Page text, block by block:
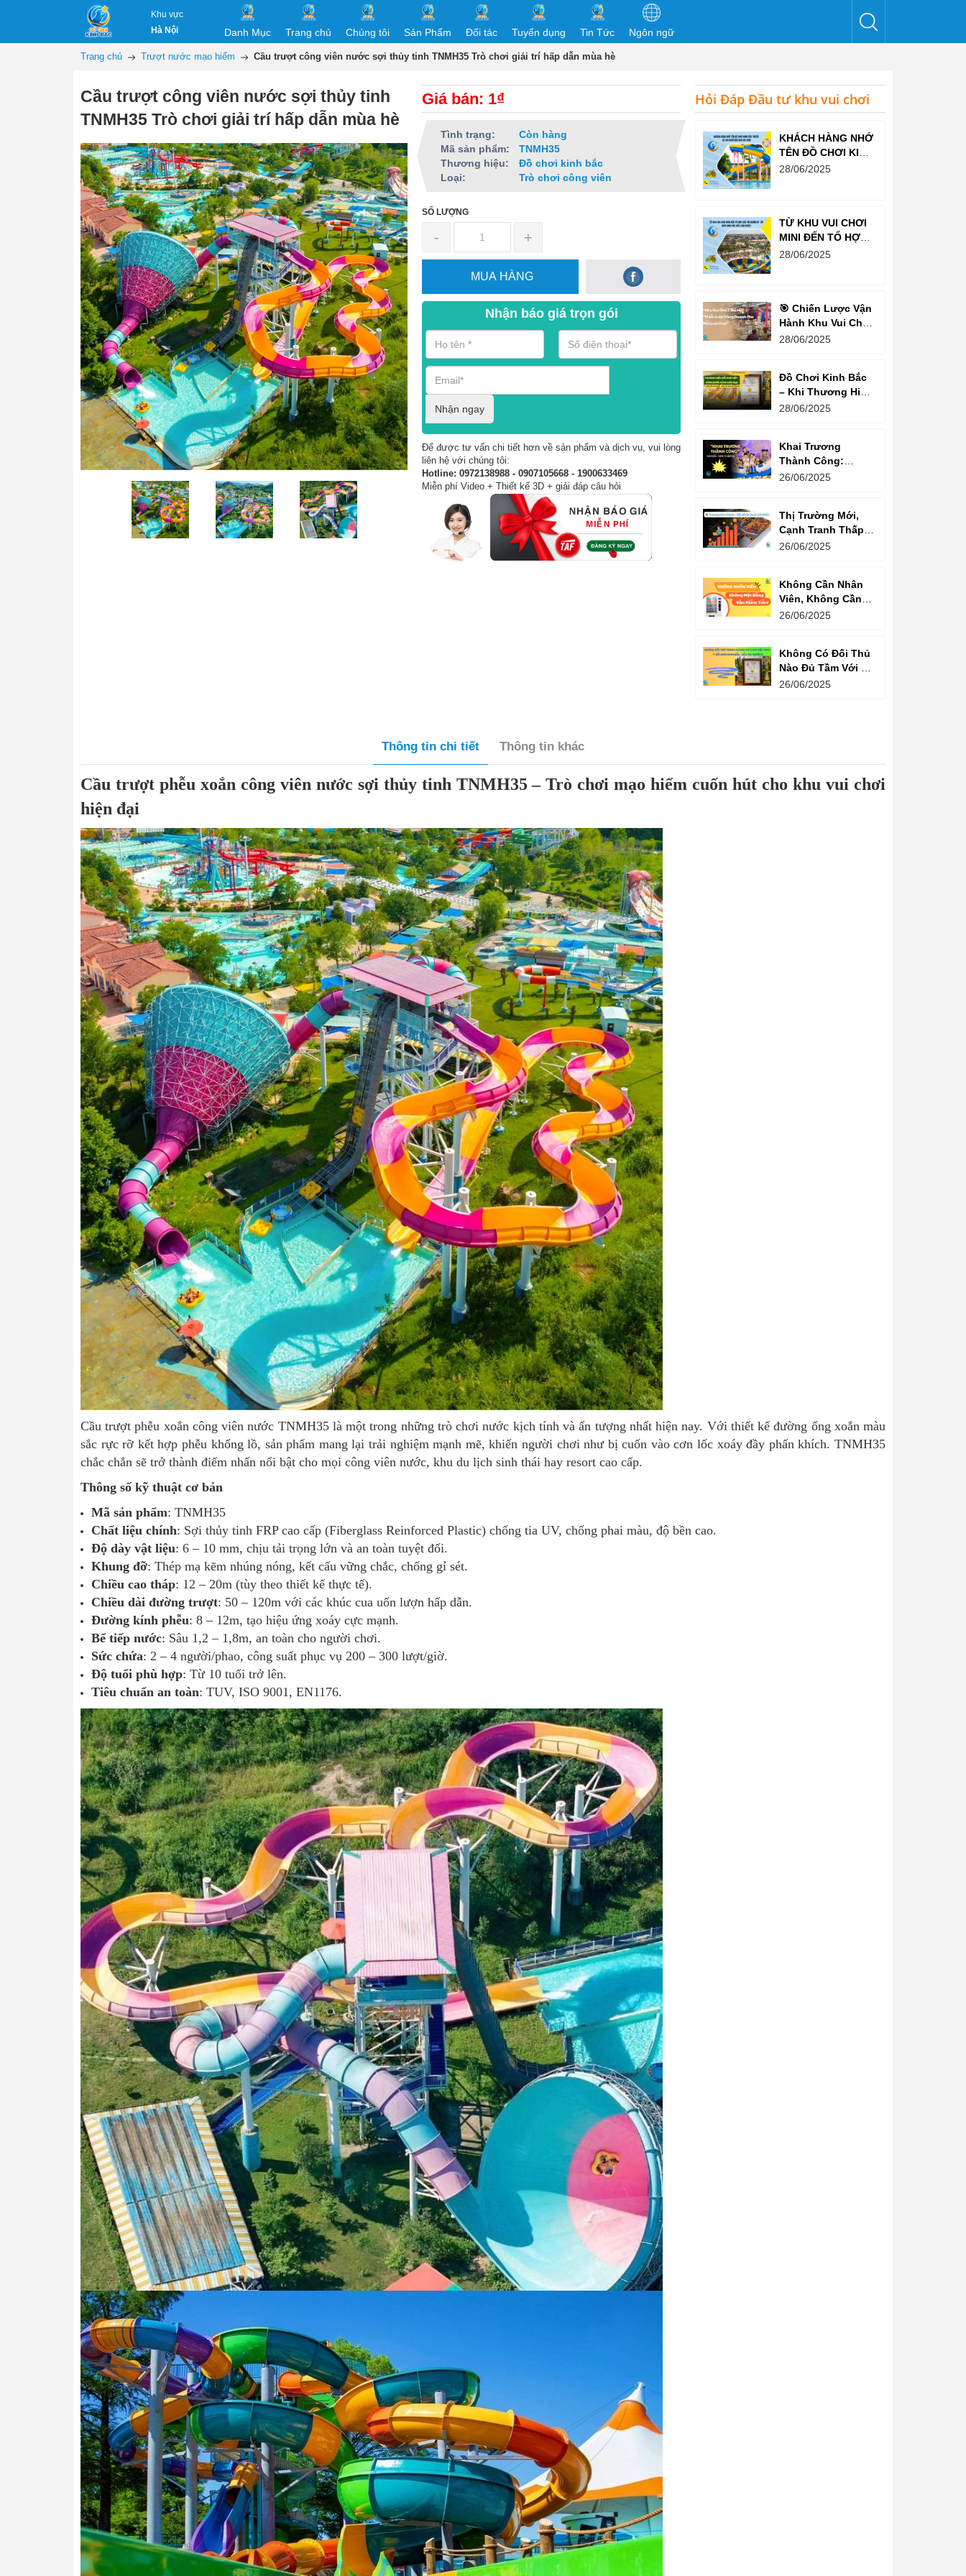
Khu vực
Hà Nội
Danh Mục Trang chủ Chúng tôi Sản Phẩm Đối tác Tuyển dụng Tin Tức Ngôn ngữ
Trang chủ Trượt nước mạo hiểm Cầu trượt công viên nước sợi thủy tinh TNMH35 Trò chơi giải trí hấp dẫn mùa hè
Cầu trượt công viên nước sợi thủy tinh
TNMH35 Trò chơi giải trí hấp dẫn mùa hè
Giá bán: 1₫
Tình trạng:
Còn hàng
Mã sản phẩm:
TNMH35
Thương hiệu:
Đồ chơi kinh bắc
Loại:
Trò chơi công viên
SỐ LƯỢNG
- +
MUA HÀNG
Nhận báo giá trọn gói
Nhận ngay
Để được tư vấn chi tiết hơn về sản phẩm và dịch vụ, vui lòng
liên hệ với chúng tôi:
Hotline: 0972138988 - 0907105668 - 1900633469
Miễn phí Video + Thiết kế 3D + giải đáp câu hỏi
Hỏi Đáp Đầu tư khu vui chơi
KHÁCH HÀNG NHỚ
TÊN ĐỒ CHƠI KINH
BẮC TRƯỚC CẢ
28/06/2025
TỪ KHU VUI CHƠI
MINI ĐẾN TỔ HỢP
GIẢI TRÍ NGHÌN M²
28/06/2025
🎯 Chiến Lược Vận
Hành Khu Vui Chơi
3 Thế Hệ – Tối Đa
28/06/2025
Đồ Chơi Kinh Bắc
– Khi Thương Hiệu
Vững Mạnh Bắt
28/06/2025
Khai Trương
Thành Công:
Khách Nườm
Quyết Là Gì?
26/06/2025
Thị Trường Mới,
Cạnh Tranh Thấp –
Trampoline Park Là
26/06/2025
Không Cần Nhân
Viên, Không Cần
Cửa Hàng – Chỉ
26/06/2025
Không Có Đối Thủ
Nào Đủ Tầm Với Đồ
Chơi Kinh Bắc
26/06/2025
Thông tin chi tiết Thông tin khác
Cầu trượt phễu xoắn công viên nước sợi thủy tinh TNMH35 – Trò chơi mạo hiểm cuốn hút cho khu vui chơi
hiện đại
Cầu trượt phễu xoắn công viên nước TNMH35 là một trong những trò chơi nước kịch tính và ấn tượng nhất hiện nay. Với thiết kế đường ống xoắn màu
sắc rực rỡ kết hợp phễu khổng lồ, sản phẩm mang lại trải nghiệm mạnh mẽ, khiến người chơi như bị cuốn vào cơn lốc xoáy đầy phấn khích. TNMH35
chắc chắn sẽ trở thành điểm nhấn nổi bật cho mọi công viên nước, khu du lịch sinh thái hay resort cao cấp.
Thông số kỹ thuật cơ bản
Mã sản phẩm: TNMH35
Chất liệu chính: Sợi thủy tinh FRP cao cấp (Fiberglass Reinforced Plastic) chống tia UV, chống phai màu, độ bền cao.
Độ dày vật liệu: 6 – 10 mm, chịu tải trọng lớn và an toàn tuyệt đối.
Khung đỡ: Thép mạ kẽm nhúng nóng, kết cấu vững chắc, chống gỉ sét.
Chiều cao tháp: 12 – 20m (tùy theo thiết kế thực tế).
Chiều dài đường trượt: 50 – 120m với các khúc cua uốn lượn hấp dẫn.
Đường kính phễu: 8 – 12m, tạo hiệu ứng xoáy cực mạnh.
Bể tiếp nước: Sâu 1,2 – 1,8m, an toàn cho người chơi.
Sức chứa: 2 – 4 người/phao, công suất phục vụ 200 – 300 lượt/giờ.
Độ tuổi phù hợp: Từ 10 tuổi trở lên.
Tiêu chuẩn an toàn: TUV, ISO 9001, EN1176.